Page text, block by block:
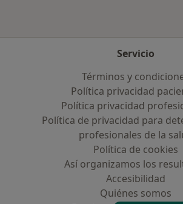
Servicio
Términos y
Política privacidad
Política privacidad
Política de privacidad para
profesionales de la
Política de cookies
Así organizamos los
Accesibilidad
Quiénes somos